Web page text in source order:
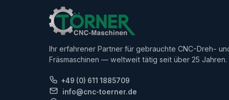
Ihr erfahrener Partner für gebrauchte CNC-Dreh-
Fräsmaschinen — weltweit tätig seit über 25 Jahren.
+49 (0) 611 1885709
info@cnc-toerner.de